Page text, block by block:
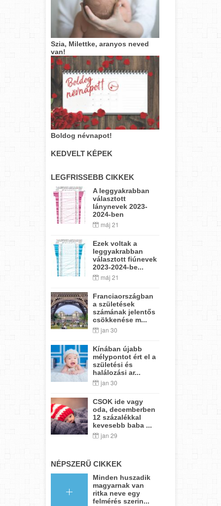
Szia, Milettke, aranyos neved
van!
Boldog névnapot!
KEDVELT KÉPEK
LEGFRISSEBB CIKKEK
A leggyakrabban
választott
lánynevek 2023-
2024-ben
máj 21
Ezek voltak a
leggyakrabban
választott fiúnevek
2023-2024-be...
máj 21
Franciaországban
a születések
számának jelentős
csökkenése m...
jan 30
Kínában újabb
mélypontot ért el a
születési és
halálozási ar...
jan 30
CSOK ide vagy
oda, decemberben
12 százalékkal
kevesebb baba ...
jan 29
NÉPSZERŰ CIKKEK
Minden huszadik
magyarnak van
ritka neve egy
felmérés szerin...